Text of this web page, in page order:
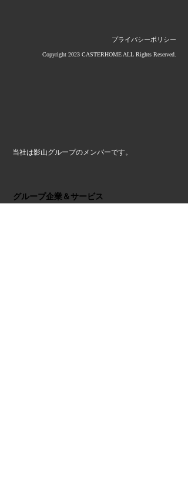
プライバシーポリシー
Copyright 2023 CASTERHOME ALL Rights Reserved.
当社は影山グループのメンバーです。
グループ企業＆サービス